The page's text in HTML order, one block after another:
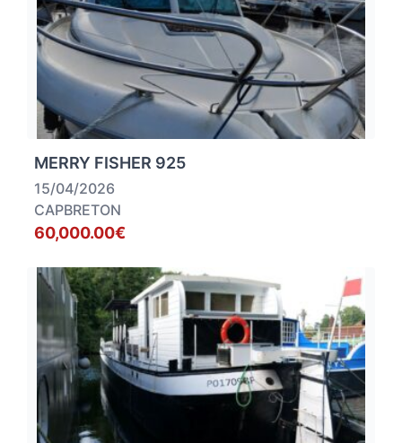
MERRY FISHER 925
15/04/2026
CAPBRETON
60,000.00€